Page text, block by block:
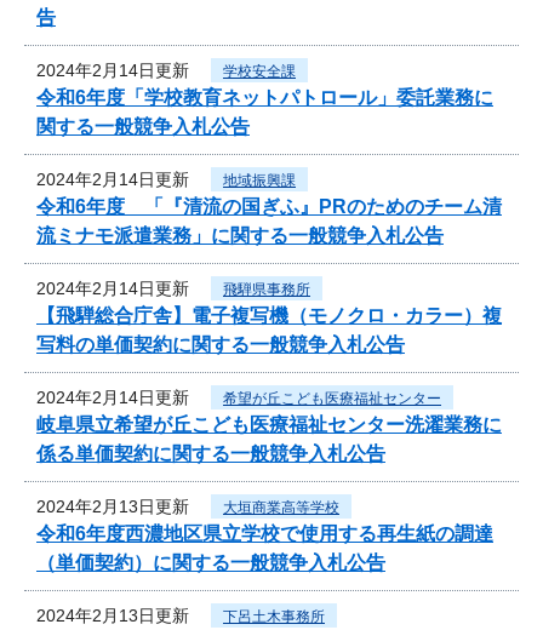
告
2024年2月14日更新 学校安全課
令和6年度「学校教育ネットパトロール」委託業務に
関する一般競争入札公告
2024年2月14日更新 地域振興課
令和6年度 「『清流の国ぎふ』PRのためのチーム清
流ミナモ派遣業務」に関する一般競争入札公告
2024年2月14日更新 飛騨県事務所
【飛騨総合庁舎】電子複写機（モノクロ・カラー）複
写料の単価契約に関する一般競争入札公告
2024年2月14日更新 希望が丘こども医療福祉センター
岐阜県立希望が丘こども医療福祉センター洗濯業務に
係る単価契約に関する一般競争入札公告
2024年2月13日更新 大垣商業高等学校
令和6年度西濃地区県立学校で使用する再生紙の調達
（単価契約）に関する一般競争入札公告
2024年2月13日更新 下呂土木事務所